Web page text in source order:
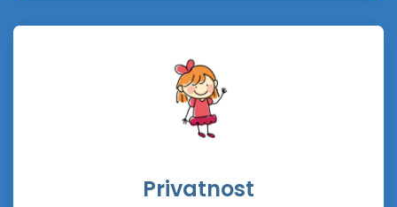
Privatnost